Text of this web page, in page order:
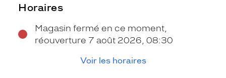
Horaires
Magasin fermé en ce moment,
réouverture 7 août 2026, 08:30
Voir les horaires